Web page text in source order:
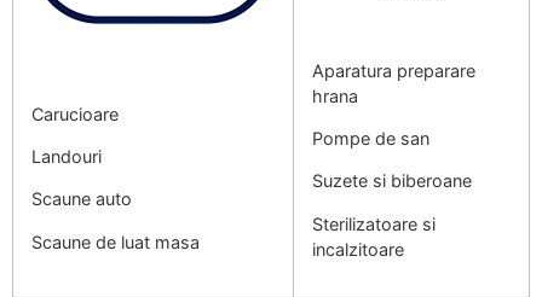
Carucioare
Landouri
Scaune auto
Scaune de luat masa
Aparatura preparare
hrana
Pompe de san
Suzete si biberoane
Sterilizatoare si
incalzitoare